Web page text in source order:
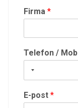
Firma*
Telefon /
E-post*